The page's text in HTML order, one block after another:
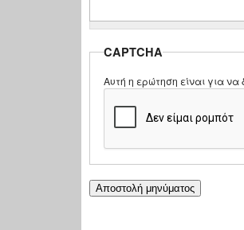
CAPTCHA
Αυτή η ερώτηση είναι για